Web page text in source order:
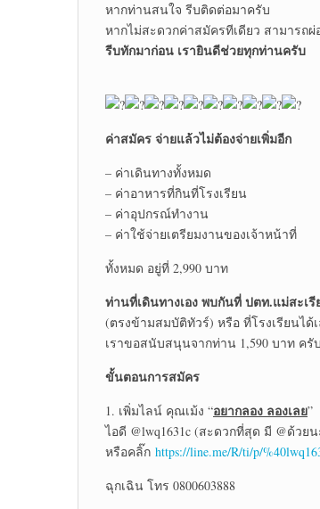
หากท่านสนใจ รีบติดต่อมาครับ
หากไม่สะดวกค่าสมัครทีเดียว สามารถผ่
รีบทักมาก่อน เรายินดีช่วยทุกท่านครับ
ค่าสมัคร จ่ายแล้วไม่ต้องจ่ายเพิ่มอีก
– ค่าเดินทางทั้งหมด
– ค่าอาหารที่กินที่โรงเรียน
– ค่าอุปกรณ์ทำงาน
– ค่าใช้จ่ายเตรียมงานของเจ้าหน้าที่
ทั้งหมด อยู่ที่ 2,990 บาท
ท่านที่เดินทางเอง พบกันที่ ปตท.แม่สะเรี
(ตรงข้ามสมบัติทัวร์) หรือ ที่โรงเรียนได้
เราขอสนับสนุนจากท่าน 1,590 บาท ครับ
ขั้นตอนการสมัคร
1. เพิ่มไลน์ คุณเม้ง “อยากลอง ลองเลย”
ไอดี @lwq1631c (สะดวกที่สุด มี @ด้วย
หรือคลิ๊ก https://line.me/R/ti/p/
ฉุกเฉิน โทร 0800603888